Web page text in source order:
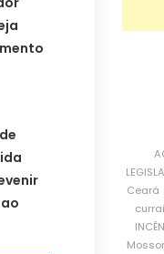
Ceará